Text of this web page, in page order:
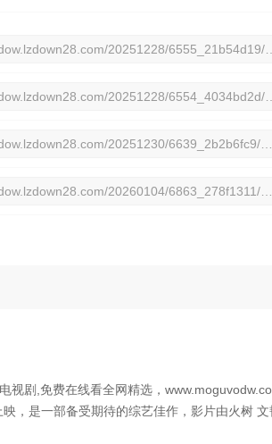
剧,免费在线看全网精选，
，是一部备受期待的综艺佳作，影片由火树